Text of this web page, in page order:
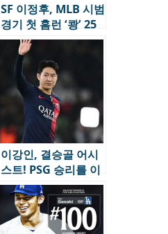
SF 이정후, MLB 시범
경기 첫 홈런 ‘쾅’ 25
년시즌 기되된다.
이강인, 결승골 어시
스트! PSG 승리를 이
끌다